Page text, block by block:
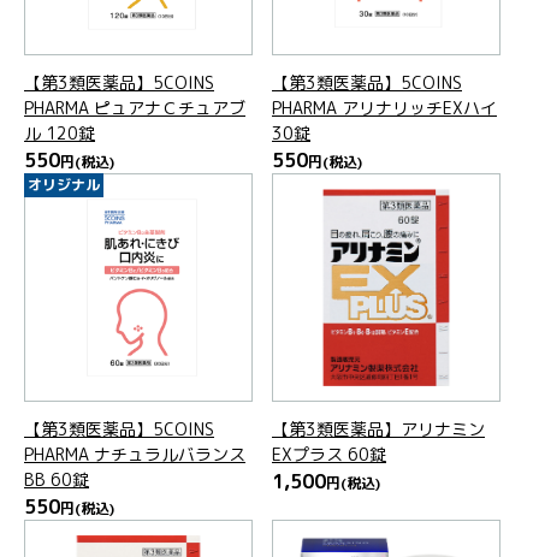
【第3類医薬品】5COINS
PHARMA ピュアナＣチュアブ
ル 120錠
550円(税込)
【第3類医薬品】5COINS
PHARMA アリナリッチEXハイ
30錠
550円(税込)
オリジナル
【第3類医薬品】5COINS
PHARMA ナチュラルバランス
BB 60錠
550円(税込)
【第3類医薬品】アリナミン
EXプラス 60錠
1,500円(税込)